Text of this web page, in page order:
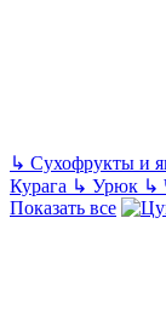
↳ Сухофрукты и
Курага ↳ Урюк ↳
Показать все